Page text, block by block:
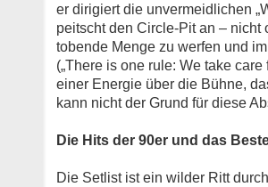
er dirigiert die unvermeidlichen
peitscht den Circle-Pit an –
tobende Menge zu werfen und
(„There is one rule: We take
einer Energie über die Bühne,
kann nicht der Grund für diese
Die Hits der 90er und das
Die Setlist ist ein wilder Ritt